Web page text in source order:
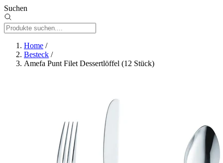
Suchen
Home /
Besteck /
Amefa Punt Filet Dessertlöffel (12 Stück)